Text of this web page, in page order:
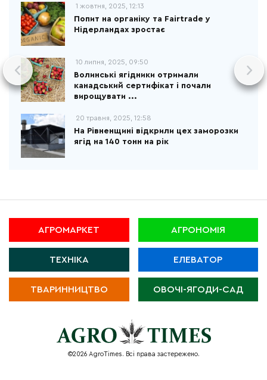
1 жовтня, 2025, 12:13
Попит на органіку та Fairtrade у
Нідерландах зростає
10 липня, 2025, 09:50
Волинські ягідники отримали
канадський сертифікат і почали
вирощувати ...
20 травня, 2025, 12:58
На Рівненщині відкрили цех заморозки
ягід на 140 тонн на рік
АГРОМАРКЕТ АГРОНОМІЯ
ТЕХНІКА ЕЛЕВАТОР
ТВАРИННИЦТВО ОВОЧІ-ЯГОДИ-САД
©2026 AgroTimes. Всі права застережено.